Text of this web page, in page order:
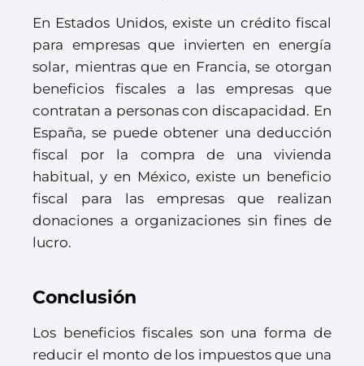
En Estados Unidos, existe un crédito fiscal
para empresas que invierten en energía
solar, mientras que en Francia, se otorgan
beneficios fiscales a las empresas que
contratan a personas con discapacidad. En
España, se puede obtener una deducción
fiscal por la compra de una vivienda
habitual, y en México, existe un beneficio
fiscal para las empresas que realizan
donaciones a organizaciones sin fines de
lucro.
Conclusión
Los beneficios fiscales son una forma de
reducir el monto de los impuestos que una